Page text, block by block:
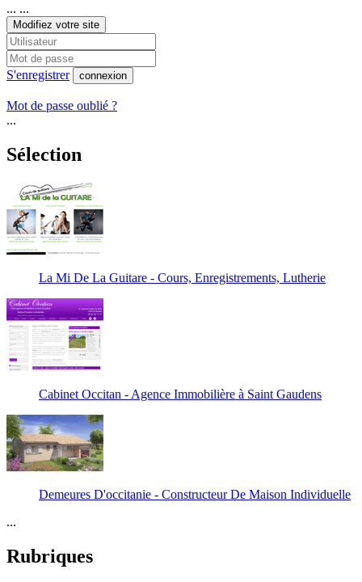
... ...
Modifiez votre site
S'enregistrer connexion
Mot de passe oublié ?
...
Sélection
La Mi De La Guitare - Cours, Enregistrements, Lutherie
Cabinet Occitan - Agence Immobilière à Saint Gaudens
Demeures D'occitanie - Constructeur De Maison Individuelle
...
Rubriques